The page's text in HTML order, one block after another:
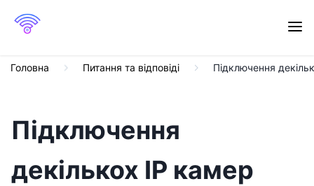
Головна Питання та відповіді Підключення
Підключення
декількох IP камер